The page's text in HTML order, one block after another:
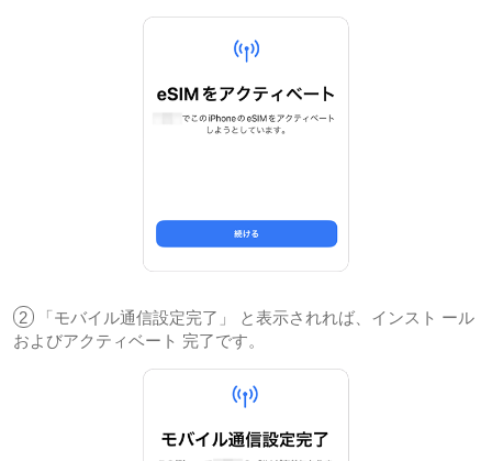
2
「モバイル通信設定完了」 と表示されれば、インスト ール
およびアクティベート 完了です。